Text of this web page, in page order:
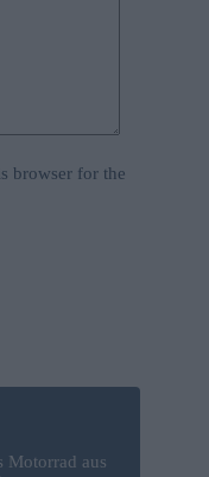
browser for the
Motorrad aus